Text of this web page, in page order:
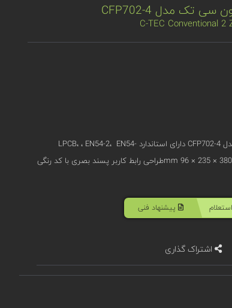
C-TEC Conventional 2
کنترل پنل اعلام حریق متعارفی 2 زون سی تک مدل CFP702-4 دارای استاندارد LPCB، ، EN54-2، EN54-
4است. و در ابعاد این کنترل پنل متعارف در ابعاد 380 × 235 × 96 mmطراحی رابط کاربر پسند بصری با کد رنگی
پیشنهاد فنی
اشتراک گذاری